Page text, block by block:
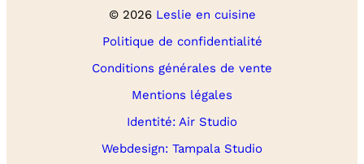
© 2026 Leslie en cuisine
Politique de confidentialité
Conditions générales de vente
Mentions légales
Identité: Air Studio
Webdesign: Tampala Studio